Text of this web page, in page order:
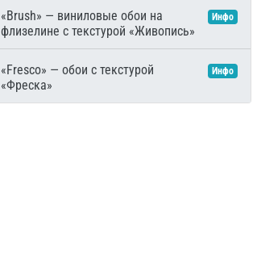
«Brush» — виниловые обои на
флизелине с текстурой «Живопись»
Инфо
«Fresco» — обои с текстурой
«Фреска»
Инфо